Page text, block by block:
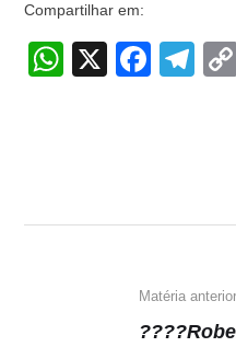
Compartilhar em:
W
p
X
F
o
k
T
m
Matéria anterior